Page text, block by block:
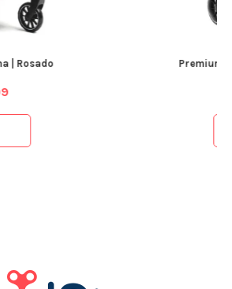
Baby Coche Sienna | Azul Celeste